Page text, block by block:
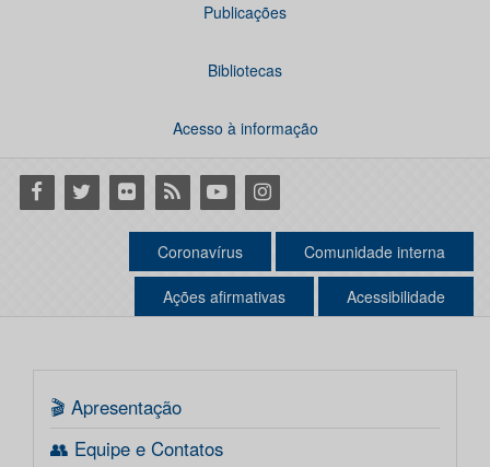
Publicações
Bibliotecas
Acesso à informação
Facebook
Twitter Flickr RSS YoutubeInstagram
Coronavírus Comunidade interna
Ações afirmativas Acessibilidade
🎬 Apresentação
👥 Equipe e Contatos